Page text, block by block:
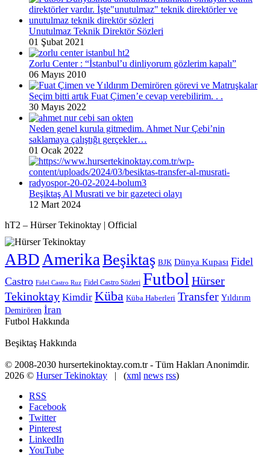
Unutulmaz Teknik Direktör Sözleri
01 Şubat 2021
Zorlu Center : “İstanbul’u dinliyorum gözlerim kapalı”
06 Mayıs 2010
Seçim bitti artık Fuat Çimen’e cevap verebilirim. . .
30 Mayıs 2022
Neden genel kurula gitmedim. Ahmet Nur Çebi’nin
saklamaya çalıştığı gerçekler…
01 Ocak 2022
Beşiktaş Al Musrati ve bir gazeteci olayı
12 Mart 2024
hT2 – Hürser Tekinoktay | Official
ABD Amerika Beşiktaş BJK Dünya Kupası Fidel
Castro Fidel Castro Ruz Fidel Castro Sözleri Futbol Hürser
Tekinoktay Kimdir Küba Küba Haberleri Transfer Yıldırım
Demirören İran
Futbol Hakkında
Beşiktaş Hakkında
© 2008-2030 hursertekinoktay.com.tr - Tüm Hakları Anonimdir.
2026 © Hurser Tekinoktay | (xml news rss)
RSS
Facebook
Twitter
Pinterest
LinkedIn
YouTube